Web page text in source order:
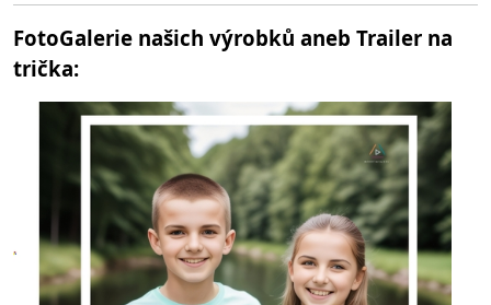
FotoGalerie našich výrobků aneb Trailer na
trička: